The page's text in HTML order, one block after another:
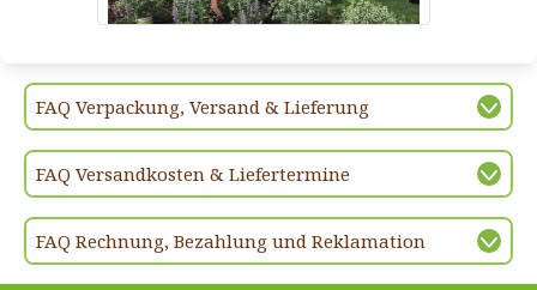
FAQ Verpackung, Versand & Lieferung
FAQ Versandkosten & Liefertermine
FAQ Rechnung, Bezahlung und Reklamation